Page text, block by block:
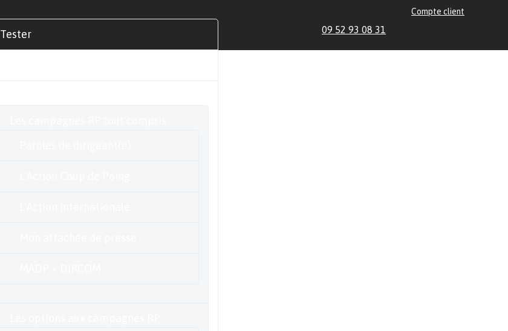
Tester
Compte client
09 52 93 08 31